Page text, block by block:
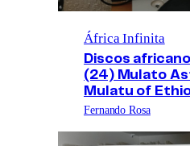
África Infinita
Discos
(24) Mulato
Mulatu of
Fernando Rosa